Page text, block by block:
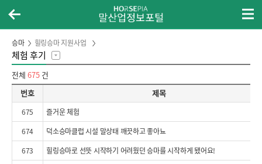
승마 힐링승마 지원사업
체험 후기
전체675건
사회공익·힐링승마후기 리스트
번호 제목
675
즐거운 체험
674
덕소승마클럽 시설 말상태 깨끗하고 좋아뇨
673
힐링승마로 선뜻 시작하기 어려웠던 승마를 시작하게 됐어요!